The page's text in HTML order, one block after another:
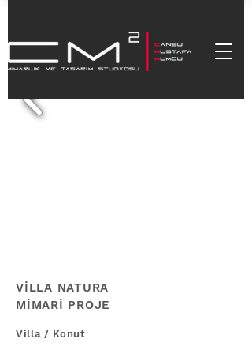
VİLLA NATURA
MİMARİ PROJE
Villa / Konut